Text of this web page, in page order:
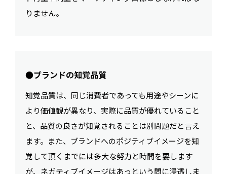
りません。
●ブランドの知覚品質
知覚品質は、同じ消費者であっても用途やシーンに
より価値観が異なり、実際に品質が優れていること
と、品質の良さが知覚されることは別問題だと言え
ます。また、ブランドへのポジティブイメージを知
覚して頂くまでには多大な努力と時間を要します
が、ネガティブイメージはあっという間に浸透しま